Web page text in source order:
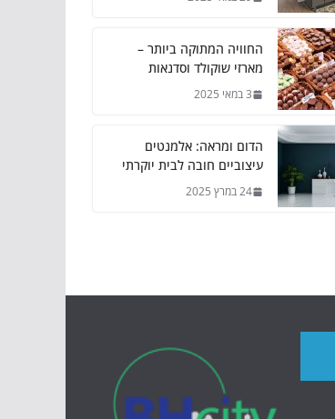
החוויה המתוקה ביותר –
מארזי שוקולד וסדנאות
3 במאי 2025
הדום ומראה: אלמנטים
עיצוביים חובה לבית יוקרתי
24 במרץ 2025